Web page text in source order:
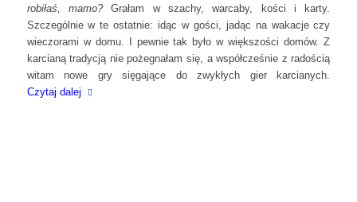
robiłaś, mamo?Grałam w szachy, warcaby, kości i karty.
Szczególnie w te ostatnie: idąc w gości, jadąc na wakacje czy
wieczorami w domu. I pewnie tak było w większości domów. Z
karcianą tradycją nie pożegnałam się, a współcześnie z radością
witam nowe gry sięgające do zwykłych gier karcianych.
Czytaj dalej